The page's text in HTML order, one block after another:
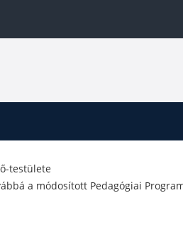
testülete
a módosított Pedagógiai